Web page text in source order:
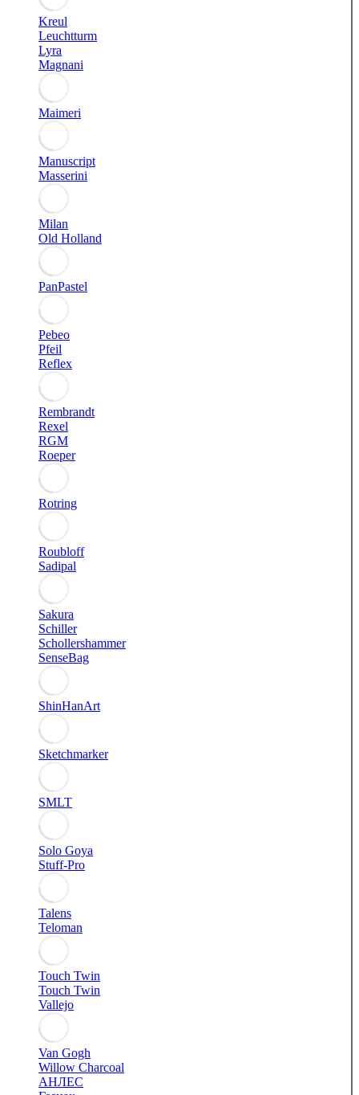
Kreul
Leuchtturm
Lyra
Magnani
Maimeri
Manuscript
Masserini
Milan
Old Holland
PanPastel
Pebeo
Pfeil
Reflex
Rembrandt
Rexel
RGM
Roeper
Rotring
Roubloff
Sadipal
Sakura
Schiller
Schollershammer
SenseBag
ShinHanArt
Sketchmarker
SMLT
Solo Goya
Stuff-Pro
Talens
Teloman
Touch Twin
Touch Twin
Vallejo
Van Gogh
Willow Charcoal
АНЛЕС